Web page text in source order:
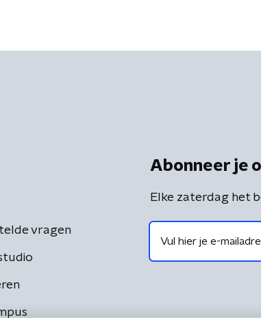
vragen
Abonneer je
Elke zaterdag het